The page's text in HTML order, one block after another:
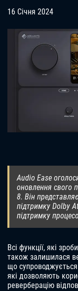
16 Січня 2024
Audio Ease
оновлення свого
8. Він
підтримку Dolby
підтримку
Всі функції, які
також залишилася
що
які дозволяють
реверберацію